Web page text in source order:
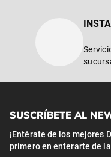
SUSCRÍBETE AL
¡Entérate de los mejores
primero en enterarte de